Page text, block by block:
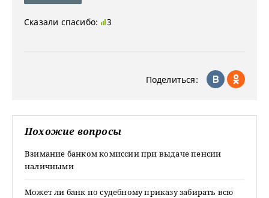
Сказали спасибо: 3
Поделиться:
Похожие вопросы
Взимание банком комиссии при выдаче пенсии
наличными
Может ли банк по судебному приказу забирать всю